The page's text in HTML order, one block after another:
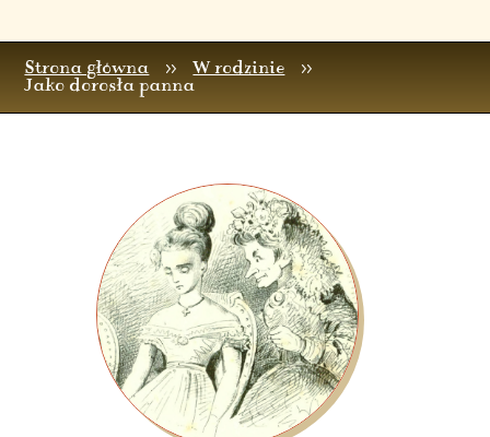
Strona główna >> W rodzinie
>>
Jako dorosła panna